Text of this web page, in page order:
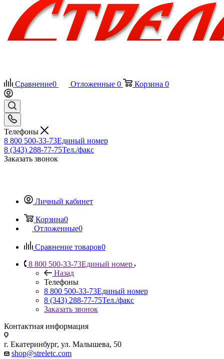
Сравнение0 Отложенные 0 Корзина 0
Телефоны
8 800 500-33-73Единый номер
8 (343) 288-77-75Тел./факс
Заказать звонок
Личный кабинет
Корзина0
Отложенные0
Сравнение товаров0
8 800 500-33-73Единый номер
Назад
Телефоны
8 800 500-33-73Единый номер
8 (343) 288-77-75Тел./факс
Заказать звонок
Контактная информация
г. Екатеринбург, ул. Малышева, 50
shop@streletc.com